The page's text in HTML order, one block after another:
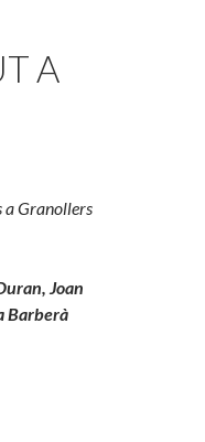
A
a Granollers
Joan
Barberà